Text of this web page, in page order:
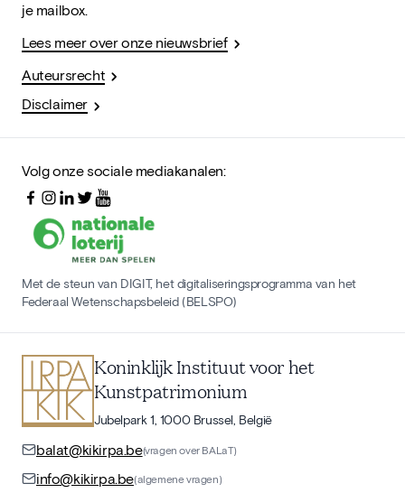
je mailbox.
Lees meer over onze nieuwsbrief
Auteursrecht
Disclaimer
Volg onze sociale mediakanalen:
Met de steun van DIGIT, het digitaliseringsprogramma van het
Federaal Wetenschapsbeleid (BELSPO)
Koninklijk Instituut voor het
Kunstpatrimonium
Jubelpark 1, 1000 Brussel, België
balat@kikirpa.be(vragen over BALaT)
info@kikirpa.be(algemene vragen)